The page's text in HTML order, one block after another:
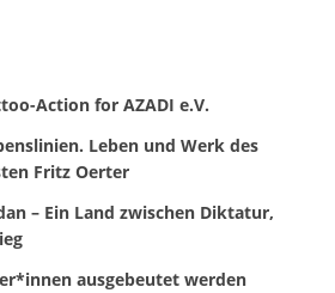
Action for AZADI e.V.
Leben und Werk des
Fritz Oerter
– Ein Land zwischen Diktatur,
ausgebeutet werden